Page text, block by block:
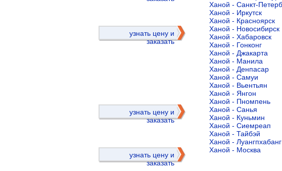
узнать цену и
заказать
узнать цену и
заказать
узнать цену и
заказать
Ханой - Санкт-
Ханой - Иркутск
Ханой - Красноярск
Ханой - Новосибирск
Ханой - Хабаровск
Ханой - Гонконг
Ханой - Джакарта
Ханой - Манила
Ханой - Денпасар
Ханой - Самуи
Ханой - Вьентьян
Ханой - Янгон
Ханой - Пномпень
Ханой - Санья
Ханой - Куньмин
Ханой - Сиемреап
Ханой - Тайбэй
Ханой - Луангпхабанг
Ханой - Москва